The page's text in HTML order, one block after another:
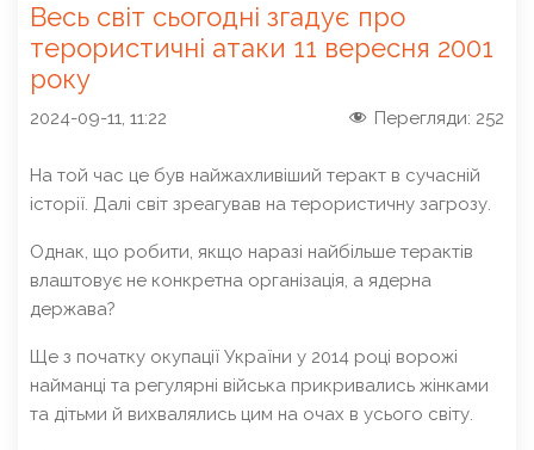
Весь світ сьогодні згадує про
терористичні атаки 11 вересня 2001
року
2024-09-11, 11:22 Перегляди: 252
На той час це був найжахливіший теракт в сучасній
історії. Далі світ зреагував на терористичну загрозу.
Однак, що робити, якщо наразі найбільше терактів
влаштовує не конкретна організація, а ядерна
держава?
Ще з початку окупації України у 2014 році ворожі
найманці та регулярні війська прикривались жінками
та дітьми й вихвалялись цим на очах в усього світу.